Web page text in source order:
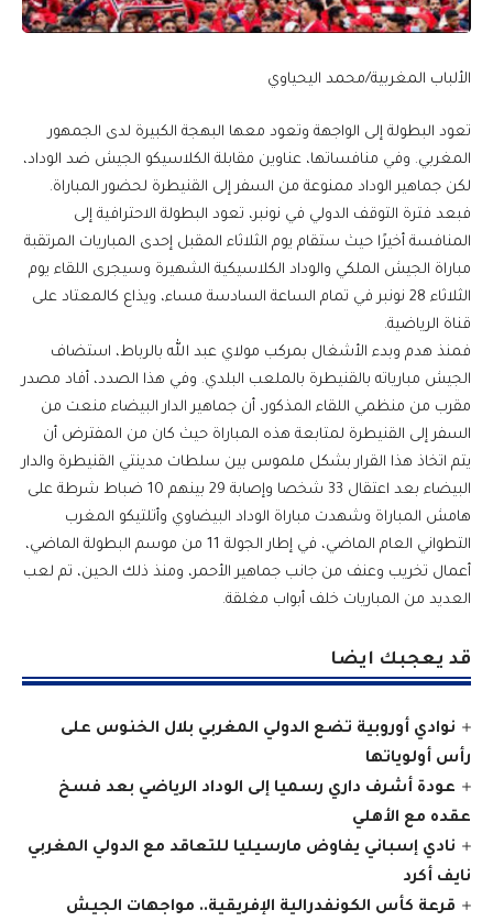
الألباب المغربية/محمد اليحياوي
تعود البطولة إلى الواجهة وتعود معها البهجة الكبيرة لدى الجمهور
المغربي. وفي منافساتها، عناوين مقابلة الكلاسيكو الجيش ضد الوداد،
لكن جماهير الوداد ممنوعة من السفر إلى القنيطرة لحضور المباراة.
فبعد فترة التوقف الدولي في نونبر، تعود البطولة الاحترافية إلى
المنافسة أخيرًا حيث ستقام يوم الثلاثاء المقبل إحدى المباريات المرتقبة
مباراة الجيش الملكي والوداد الكلاسيكية الشهيرة وسيجرى اللقاء يوم
الثلاثاء 28 نونبر في تمام الساعة السادسة مساء، ويذاع كالمعتاد على
قناة الرياضية.
فمنذ هدم وبدء الأشغال بمركب مولاي عبد الله بالرباط، استضاف
الجيش مبارياته بالقنيطرة بالملعب البلدي. وفي هذا الصدد، أفاد مصدر
مقرب من منظمي اللقاء المذكور، أن جماهير الدار البيضاء منعت من
السفر إلى القنيطرة لمتابعة هذه المباراة حيث كان من المفترض أن
يتم اتخاذ هذا القرار بشكل ملموس بين سلطات مدينتي القنيطرة والدار
البيضاء بعد اعتقال 33 شخصا وإصابة 29 بينهم 10 ضباط شرطة على
هامش المباراة وشهدت مباراة الوداد البيضاوي وأتلتيكو المغرب
التطواني العام الماضي، في إطار الجولة 11 من موسم البطولة الماضي،
أعمال تخريب وعنف من جانب جماهير الأحمر، ومنذ ذلك الحين، تم لعب
العديد من المباريات خلف أبواب مغلقة.
قد يعجبك ايضا
نوادي أوروبية تضع الدولي المغربي بلال الخنوس على
رأس أولوياتها
عودة أشرف داري رسميا إلى الوداد الرياضي بعد فسخ
عقده مع الأهلي
نادي إسباني يفاوض مارسيليا للتعاقد مع الدولي المغربي
نايف أكرد
قرعة كأس الكونفدرالية الإفريقية.. مواجهات الجيش